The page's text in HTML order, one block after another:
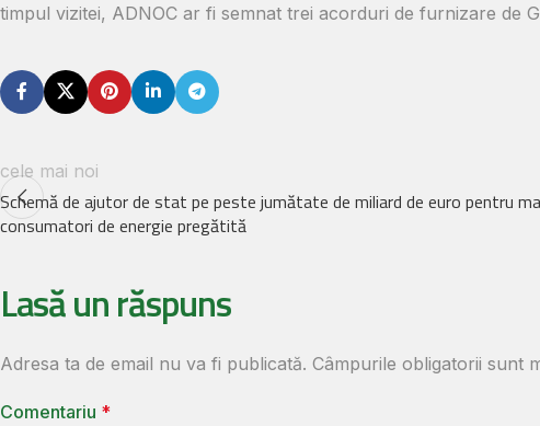
timpul vizitei, ADNOC ar fi semnat trei acorduri de furnizare de
cele mai noi
Schemă de ajutor de stat pe peste jumătate de miliard de euro pentru
consumatori de energie pregătită
Lasă un răspuns
Adresa ta de email nu va fi publicată. Câmpurile obligatorii sunt
Comentariu *